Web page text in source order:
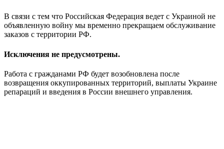
В связи с тем что Российская Федерация ведет с Украиной не
объявленную войну мы временно прекращаем обслуживание
заказов с территории РФ.
Исключения не предусмотрены.
Работа с гражданами РФ будет возобновлена после
возвращения оккупированных территорий, выплаты Украине
репараций и введения в России внешнего управления.